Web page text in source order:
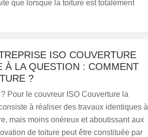
que lorsque la toiture est totalement
ISO COUVERTURE
À LA QUESTION : COMMENT
?
Pour le couvreur ISO Couverture la
à réaliser des travaux identiques à
mais moins onéreux et aboutissant aux
de toiture peut être constituée par